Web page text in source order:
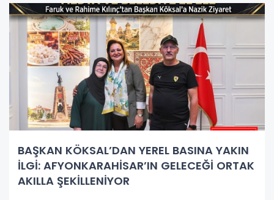
BAŞKAN KÖKSAL’DAN YEREL BASINA YAKIN
İLGİ: AFYONKARAHİSAR’IN GELECEĞİ ORTAK
AKILLA ŞEKİLLENİYOR